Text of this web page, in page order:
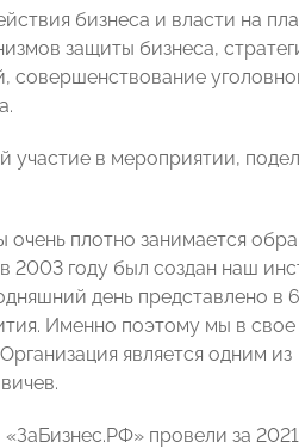
бизнеса и власти на
защиты бизнеса,
совершенствование
участие в мероприятии,
очень плотно занимается
2003 году был создан наш
день представлено в
Именно поэтому мы в свое
является одним из
провели за 2021